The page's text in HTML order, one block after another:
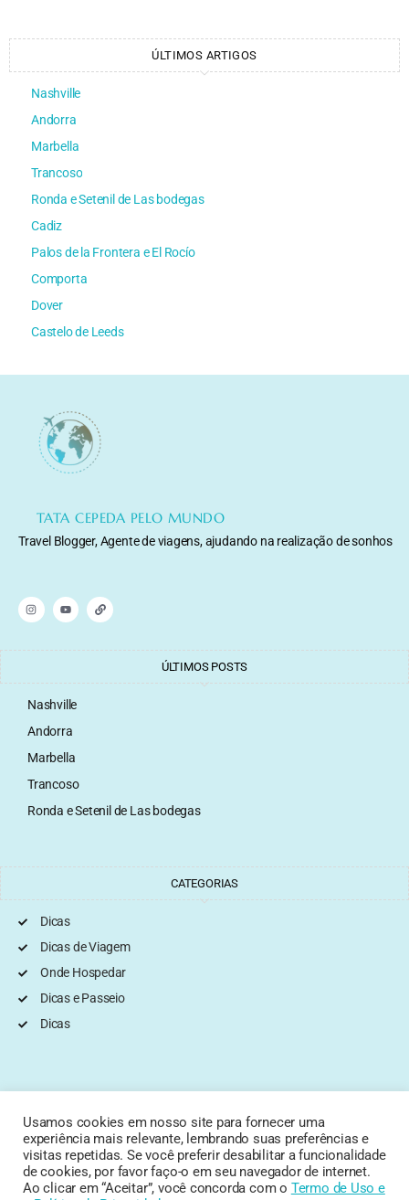
ÚLTIMOS ARTIGOS
Nashville
Andorra
Marbella
Trancoso
Ronda e Setenil de Las bodegas
Cadiz
Palos de la Frontera e El Rocío
Comporta
Dover
Castelo de Leeds
TATA CEPEDA PELO MUNDO
Travel Blogger, Agente de viagens, ajudando na realização de sonhos
ÚLTIMOS POSTS
Nashville
Andorra
Marbella
Trancoso
Ronda e Setenil de Las bodegas
CATEGORIAS
Dicas
Dicas de Viagem
Onde Hospedar
Dicas e Passeio
Dicas
BRASIL USA ITÁLIA ÁFRICA DO SUL
Usamos cookies em nosso site para fornecer uma
experiência mais relevante, lembrando suas preferências e
visitas repetidas. Se você preferir desabilitar a funcionalidade
de cookies, por favor faço-o em seu navegador de internet.
Ao clicar em “Aceitar”, você concorda com o Termo de Usoe